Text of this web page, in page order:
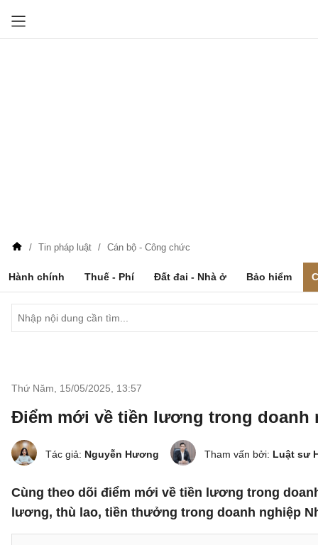
Tin pháp luật Cán bộ - Công chức
Hành chính Thuế - Phí Đất đai - Nhà ở Bảo hiểm
Thứ Năm, 15/05/2025 13:57
Điểm mới về tiền lương trong doanh
Tác giả: Nguyễn Hương Tham vấn bởi: Luật sư
Cùng theo dõi điểm mới về tiền lương trong
lương, thù lao, tiền thưởng trong doanh nghiệp